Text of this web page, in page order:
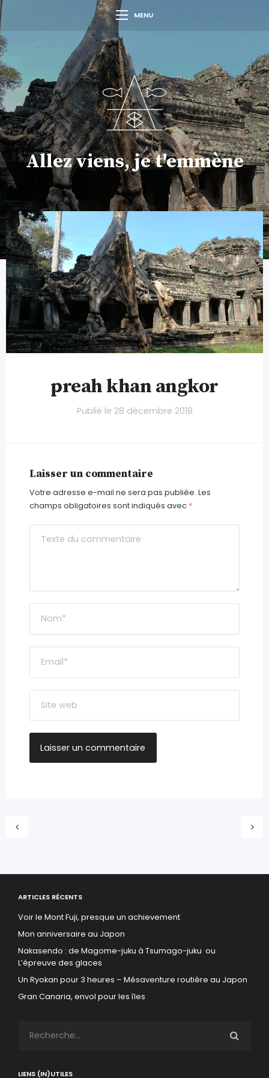
MENU
Allez viens, je t'emmène
preah khan angkor
Publié le 28 décembre 2018
Laisser un commentaire
Votre adresse e-mail ne sera pas publiée. Les
champs obligatoires sont indiqués avec *
ARTICLES RÉCENTS
Voir le Mont Fuji, presque un achievement
Mon anniversaire au Japon
Nakasendo : de Magome-juku à Tsumago-juku ou
L’épreuve des glaces
Un Ryokan pour 3 heures – Mésaventure routière au Japon
Gran Canaria, envol pour les îles
LIENS (IN)UTILES